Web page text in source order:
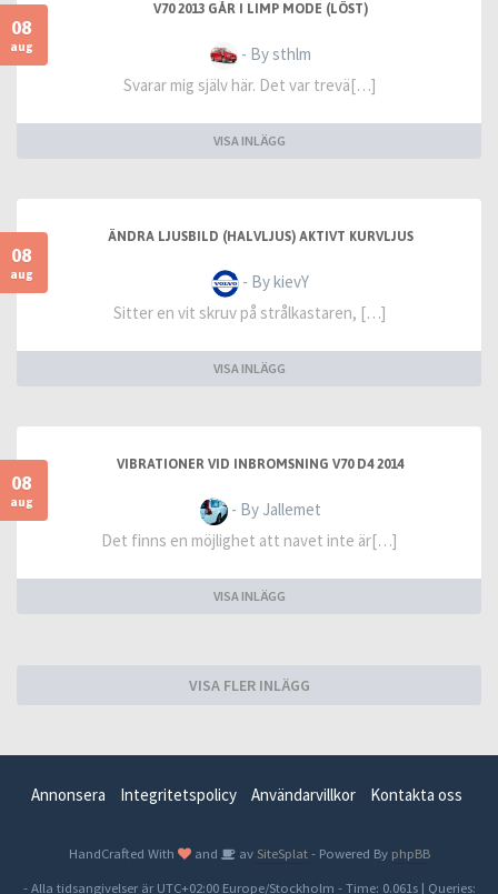
08
aug
V70 2013 GÅR I LIMP MODE (LÖST)
- By sthlm
Svarar mig själv här. Det var trevä[…]
VISA INLÄGG
08
aug
ÄNDRA LJUSBILD (HALVLJUS) AKTIVT KURVLJUS
- By kievY
Sitter en vit skruv på strålkastaren, […]
VISA INLÄGG
08
aug
VIBRATIONER VID INBROMSNING V70 D4 2014
- By Jallemet
Det finns en möjlighet att navet inte är[…]
VISA INLÄGG
VISA FLER INLÄGG
Annonsera Integritetspolicy Användarvillkor Kontakta oss
HandCrafted With and avSiteSplat- Powered By phpBB
- Alla tidsangivelser är UTC+02:00 Europe/Stockholm - Time: 0.061s| Queries: